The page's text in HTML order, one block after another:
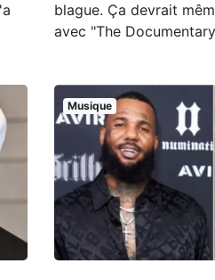
blague. Ça devrait
avec "The
Musique